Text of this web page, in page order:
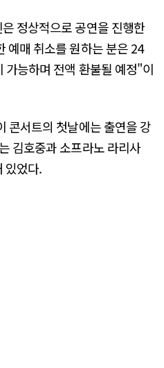
정상적으로 공연을 진행한
예매 취소를 원하는 분은 24
가능하며 전액 환불될 예정"이
콘서트의 첫날에는 출연을 강
김호중과 소프라노 라리사
있었다.